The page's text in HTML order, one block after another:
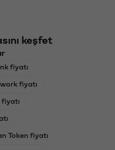
keşfet
fiyatı
fiyatı
Token fiyatı